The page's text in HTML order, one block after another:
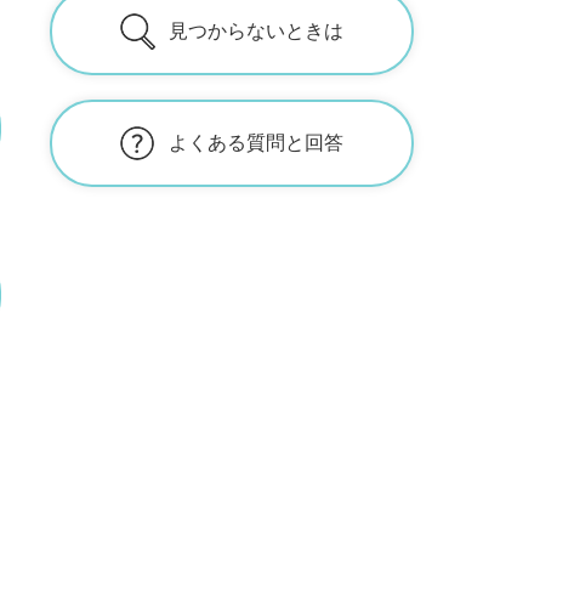
見つからないときは
よくある質問と回答